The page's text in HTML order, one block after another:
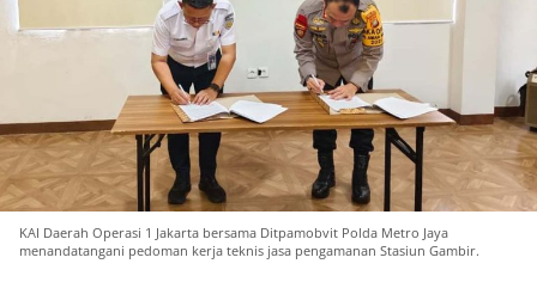
KAI Daerah Operasi 1 Jakarta bersama Ditpamobvit Polda Metro Jaya
menandatangani pedoman kerja teknis jasa pengamanan Stasiun Gambir.